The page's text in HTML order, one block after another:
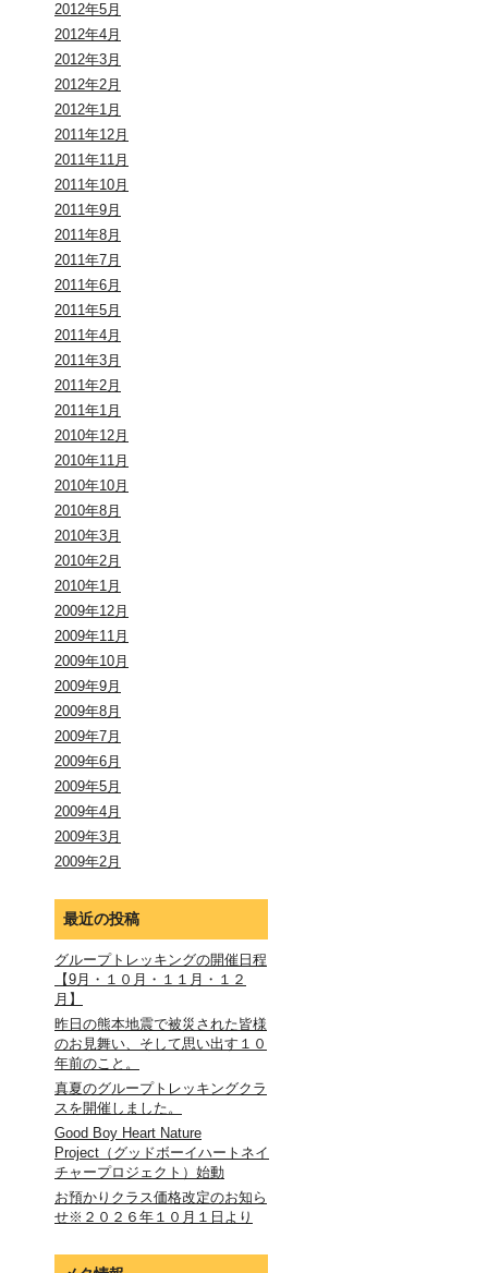
2012年5月
2012年4月
2012年3月
2012年2月
2012年1月
2011年12月
2011年11月
2011年10月
2011年9月
2011年8月
2011年7月
2011年6月
2011年5月
2011年4月
2011年3月
2011年2月
2011年1月
2010年12月
2010年11月
2010年10月
2010年8月
2010年3月
2010年2月
2010年1月
2009年12月
2009年11月
2009年10月
2009年9月
2009年8月
2009年7月
2009年6月
2009年5月
2009年4月
2009年3月
2009年2月
最近の投稿
グループトレッキングの開催日程
【9月・１０月・１１月・１２
月】
昨日の熊本地震で被災された皆様
のお見舞い、そして思い出す１０
年前のこと。
真夏のグループトレッキングクラ
スを開催しました。
Good Boy Heart Nature
Project（グッドボーイハートネイ
チャープロジェクト）始動
お預かりクラス価格改定のお知ら
せ※２０２６年１０月１日より